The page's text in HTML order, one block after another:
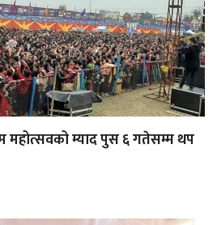
महोत्सवको म्याद पुस ६ गतेसम्म थप